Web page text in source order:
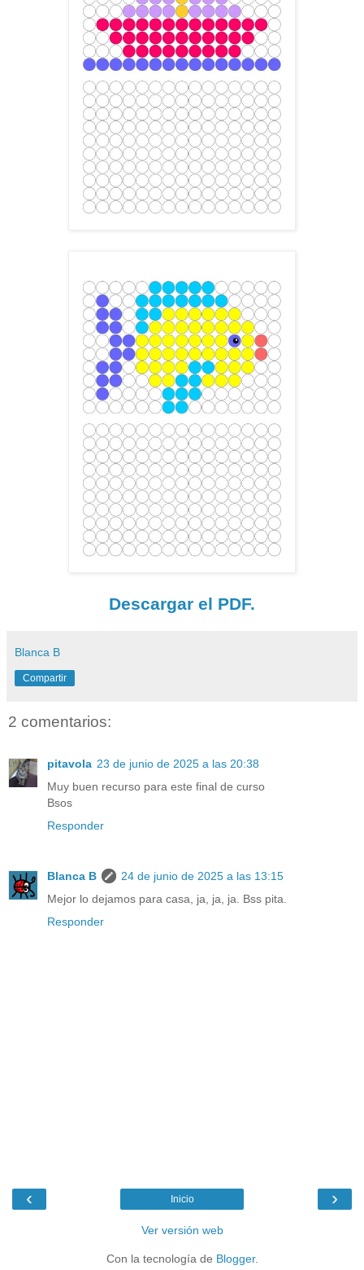
Descargar el PDF.
Blanca B
Compartir
2 comentarios:
pitavola 23 de junio de 2025 a las 20:38
Muy buen recurso para este final de curso
Bsos
Responder
Blanca B
24 de junio de 2025 a las 13:15
Mejor lo dejamos para casa, ja, ja, ja. Bss pita.
Responder
‹ ›
Inicio
Ver versión web
Con la tecnología de Blogger.